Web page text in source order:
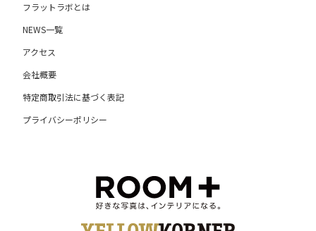
フラットラボとは
NEWS一覧
アクセス
会社概要
特定商取引法に基づく表記
プライバシーポリシー